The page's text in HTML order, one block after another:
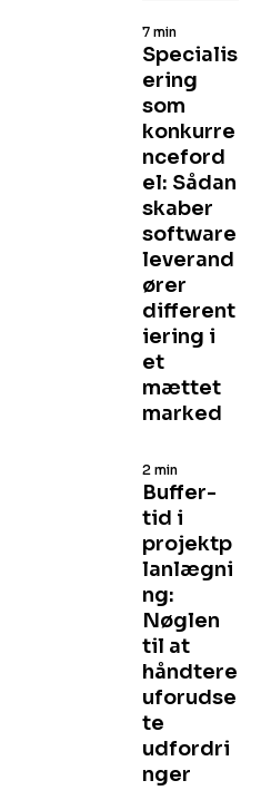
Specialis
ering
som
konkurre
nceford
el: Sådan
skaber
software
leverand
ører
different
iering i
et
mættet
marked
7 min
Buffer-
tid i
projektp
lanlægni
ng:
Nøglen
til at
håndtere
uforudse
te
udfordri
nger
2 min